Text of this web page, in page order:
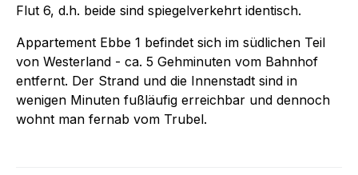
Flut 6, d.h. beide sind spiegelverkehrt identisch.
Appartement Ebbe 1 befindet sich im südlichen Teil
von Westerland - ca. 5 Gehminuten vom Bahnhof
entfernt. Der Strand und die Innenstadt sind in
wenigen Minuten fußläufig erreichbar und dennoch
wohnt man fernab vom Trubel.